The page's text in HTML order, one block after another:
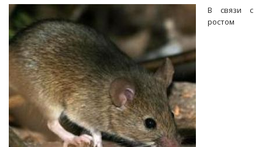
В связи с
ростом